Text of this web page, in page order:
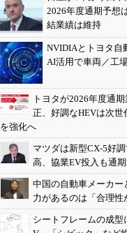
2026年度通期予想
結業績は維持
NVIDIAとトヨタ自
AI活用で車両／工
トヨタが2026年度通
正、好調なHEVは次世
を強化へ
マツダは新型CX-5好
高、協業EV投入も通
中国の自動車メーカー
力があるのは「合理性
シートフレームの成型